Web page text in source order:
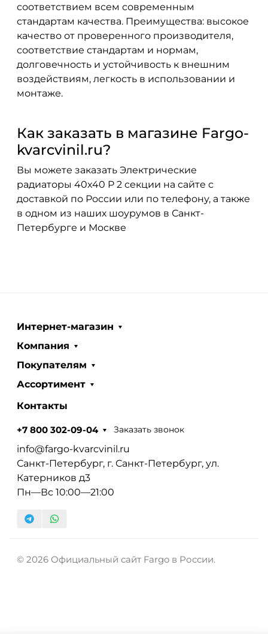
соответствием всем современным
стандартам качества. Преимущества: высокое
качество от проверенного производителя,
соответствие стандартам и нормам,
долговечность и устойчивость к внешним
воздействиям, легкость в использовании и
монтаже.
Как заказать в магазине Fargo-
kvarcvinil.ru?
Вы можете заказать Электрические
радиаторы 40x40 P 2 секции на сайте с
доставкой по России или по телефону, а также
в одном из наших шоурумов в Санкт-
Петербурге и Москве
Интернет-магазин
Компания
Покупателям
Ассортимент
Контакты
+7 800 302-09-04 Заказать звонок
info@fargo-kvarcvinil.ru
Санкт-Петербург, г. Санкт-Петербург, ул.
Катерников д3
Пн—Вс 10:00—21:00
© 2026 Официальный сайт Fargo в России.